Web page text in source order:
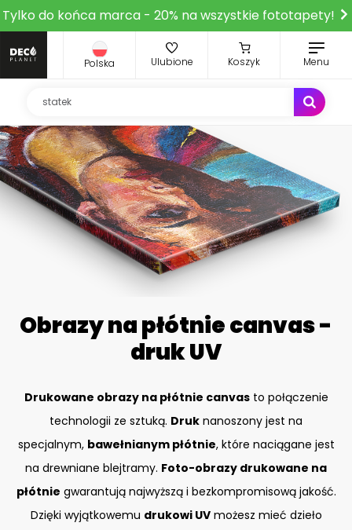
Tylko do końca marca - 20% na wszystkie fototapety!
Polska Ulubione Koszyk Menu
Obrazy na płótnie canvas -
druk UV
Drukowane obrazy na płótnie canvasto połączenie
technologii ze sztuką. Druk nanoszony jest na
specjalnym, bawełnianym płótnie, które naciągane jest
na drewniane blejtramy. Foto-obrazy drukowane na
płótnie gwarantują najwyższą i bezkompromisową jakość.
Dzięki wyjątkowemu drukowi UVmożesz mieć dzieło